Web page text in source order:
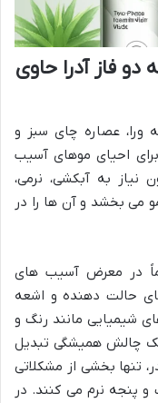
فاز آدرا حاوی
ورا، عصاره چای سبز و
احیای موهای آسیب
به آبکشی، نرمی،
می بخشد و آن ها را در
در معرض آسیب های
حالت دهنده و اشعه
شیمیایی مانند رنگ و
چالش همیشگی تبدیل
تنها بخشی از مشکلاتی
پنجه نرم می کنند. در